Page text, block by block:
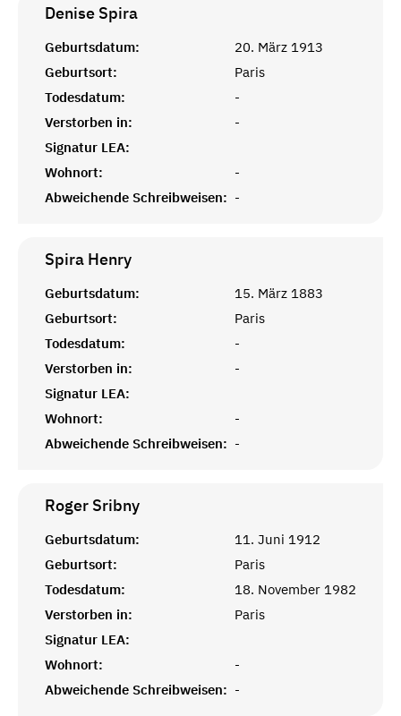
Denise Spira
Geburtsdatum:
20. März 1913
Geburtsort:
Paris
Todesdatum:
-
Verstorben in:
-
Signatur LEA:
Wohnort:
-
Abweichende Schreibweisen: -
Spira Henry
Geburtsdatum:
15. März 1883
Geburtsort:
Paris
Todesdatum:
-
Verstorben in:
-
Signatur LEA:
Wohnort:
-
Abweichende Schreibweisen: -
Roger Sribny
Geburtsdatum:
11. Juni 1912
Geburtsort:
Paris
Todesdatum:
18. November 1982
Verstorben in:
Paris
Signatur LEA:
Wohnort:
-
Abweichende Schreibweisen: -